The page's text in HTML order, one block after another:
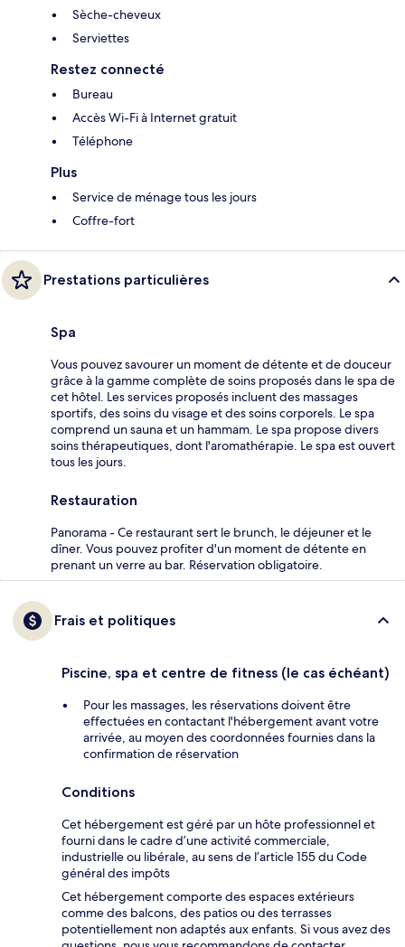
Sèche-cheveux
Serviettes
Restez connecté
Bureau
Accès Wi-Fi à Internet gratuit
Téléphone
Plus
Service de ménage tous les jours
Coffre-fort
Prestations particulières
Spa
Vous pouvez savourer un moment de détente et de douceur
grâce à la gamme complète de soins proposés dans le spa de
cet hôtel. Les services proposés incluent des massages
sportifs, des soins du visage et des soins corporels. Le spa
comprend un sauna et un hammam. Le spa propose divers
soins thérapeutiques, dont l'aromathérapie. Le spa est ouvert
tous les jours.
Restauration
Panorama - Ce restaurant sert le brunch, le déjeuner et le
dîner. Vous pouvez profiter d'un moment de détente en
prenant un verre au bar. Réservation obligatoire.
Frais et politiques
Piscine, spa et centre de fitness (le cas échéant)
Pour les massages, les réservations doivent être
effectuées en contactant l'hébergement avant votre
arrivée, au moyen des coordonnées fournies dans la
confirmation de réservation
Conditions
Cet hébergement est géré par un hôte professionnel et
fourni dans le cadre d’une activité commerciale,
industrielle ou libérale, au sens de l’article 155 du Code
général des impôts
Cet hébergement comporte des espaces extérieurs
comme des balcons, des patios ou des terrasses
potentiellement non adaptés aux enfants. Si vous avez des